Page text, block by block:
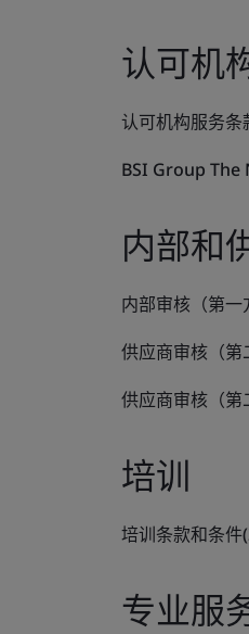
认可机
认可机构服务条
BSI Group The
内部和
内部审核（第一
供应商审核（第
供应商审核（第
培训
培训条款和条件
专业服